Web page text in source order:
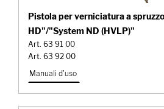
Pistola per verniciatura a
HD"/"System ND (HVLP)"
Art. 63 91 00
Art. 63 92 00
Manuali d'uso